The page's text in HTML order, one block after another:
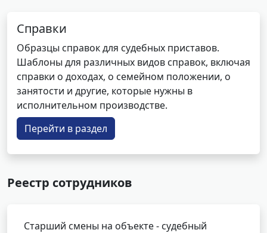
Справки
Образцы справок для судебных приставов.
Шаблоны для различных видов справок, включая
справки о доходах, о семейном положении, о
занятости и другие, которые нужны в
исполнительном производстве.
Перейти в раздел
Реестр сотрудников
Старший смены на объекте - судебный